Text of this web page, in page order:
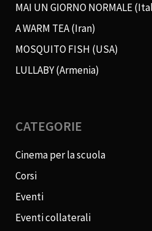
MAI UN GIORNO NORMALE
A WARM TEA (Iran)
MOSQUITO FISH (USA)
LULLABY (Armenia)
CATEGORIE
Cinema per la scuola
Corsi
Eventi
Eventi collaterali